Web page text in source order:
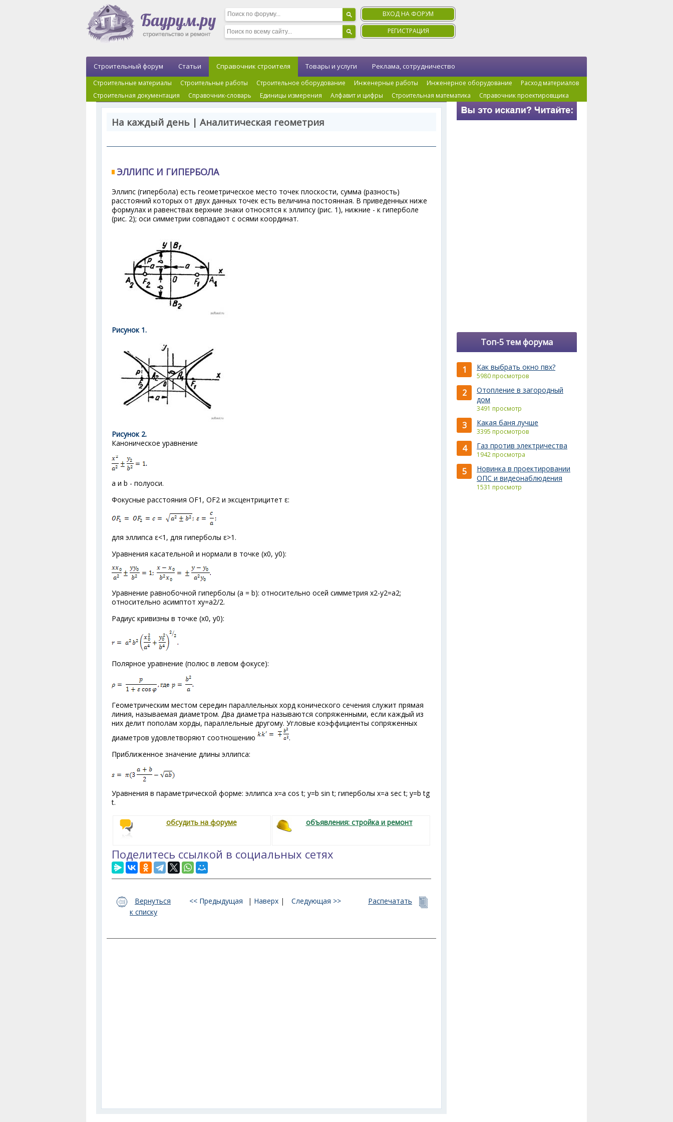
ВХОД НА ФОРУМ
РЕГИСТРАЦИЯ
Строительный форум Статьи Справочник строителя
Строительные материалы Строительные работы Строительное оборудование Инженерные работы Инженерное оборудование
Расход материалов
Строительная документация
Справочник-словарь Единицы измерения Алфавит и цифры Строительная математика Справочник проектировщика
Товары и услуги Реклама, сотрудничество
На каждый день | Аналитическая геометрия
ЭЛЛИПС И ГИПЕРБОЛА
Эллипс (гипербола) есть геометрическое место точек плоскости, сумма (разность)
расстояний которых от двух данных точек есть величина постоянная. В приведенных ниже
формулах и равенствах верхние знаки относятся к эллипсу (рис. 1), нижние - к гиперболе
(рис. 2); оси симметрии совпадают с осями координат.
Рисунок 1.
Рисунок 2.
Каноническое уравнение
а и b - полуоси.
Фокусные расстояния OF1 , OF2 и эксцентрицитет ε:
для эллипса ε<1, для гиперболы ε>1.
Уравнения касательной и нормали в точке (х0, у0):
Уравнение равнобочной гиперболы (а = b): относительно осей симметрия х2-y2=a2;
относительно асимптот ху=а2/2.
Радиус кривизны в точке (х0, у0):
Полярное уравнение (полюс в левом фокусе):
Геометрическим местом середин параллельных хорд конического сечения служит прямая
линия, называемая диаметром. Два диаметра называются сопряженными, если каждый из
них делит пополам хорды, параллельные другому. Угловые коэффициенты сопряженных
диаметров удовлетворяют соотношению
.
Приближенное значение длины эллипса:
Уравнения в параметрической форме: эллипса х=а cos t; y=b sin t; гиперболы х=а sec t; y=b tg
t.
обсудить на форуме объявления: стройка и ремонт
Поделитесь ссылкой в социальных сетях
Вернуться
к списку
<< Предыдущая | Наверх | Следующая >> Распечатать
Топ-5 тем форума
1 Как выбрать окно пвх?
5980 просмотров
2
Отопление в загородный
дом
3491 просмотр
3 Какая баня лучше
3395 просмотров
4 Газ против электричества
1942 просмотра
5
Новинка в проектировании
ОПС и видеонаблюдения
1531 просмотр